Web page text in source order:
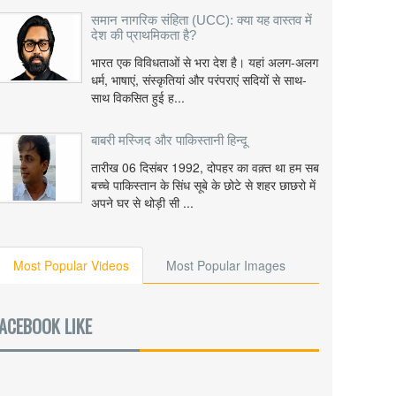
समान नागरिक संहिता (UCC): क्या यह वास्तव में
देश की प्राथमिकता है?
भारत एक विविधताओं से भरा देश है। यहां अलग-अलग
धर्म, भाषाएं, संस्कृतियां और परंपराएं सदियों से साथ-
साथ विकसित हुई ह...
बाबरी मस्जिद और पाकिस्तानी हिन्दू
तारीख 06 दिसंबर 1992, दोपहर का वक़्त था हम सब
बच्चे पाकिस्तान के सिंध सूबे के छोटे से शहर छाछरो में
अपने घर से थोड़ी सी ...
Most Popular Videos Most Popular Images
LIKE